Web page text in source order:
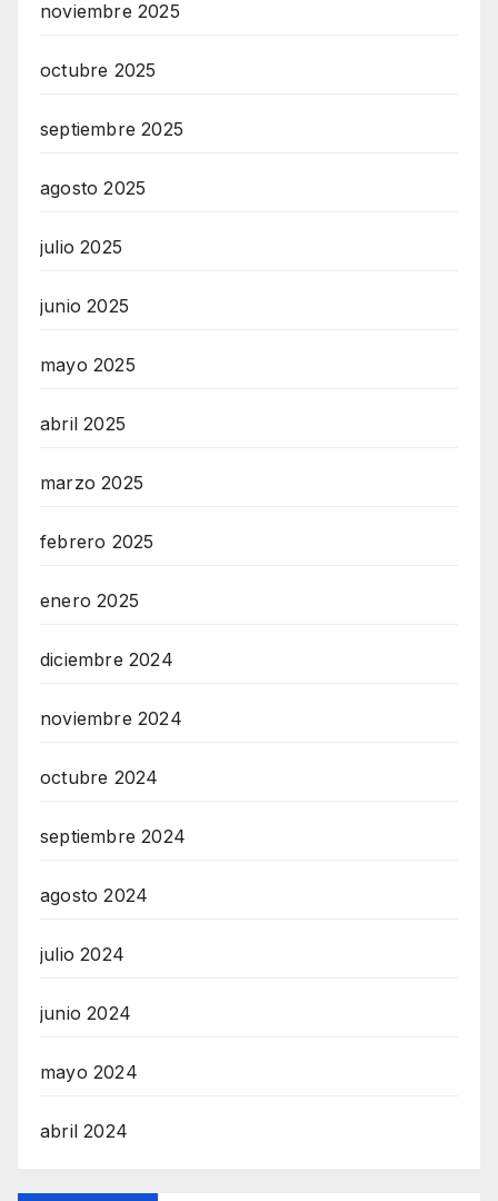
noviembre 2025
octubre 2025
septiembre 2025
agosto 2025
julio 2025
junio 2025
mayo 2025
abril 2025
marzo 2025
febrero 2025
enero 2025
diciembre 2024
noviembre 2024
octubre 2024
septiembre 2024
agosto 2024
julio 2024
junio 2024
mayo 2024
abril 2024